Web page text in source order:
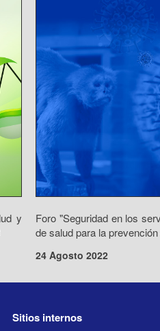
y
Foro "Seguridad en los
de salud para la prevención
24 Agosto 2022
Sitios internos